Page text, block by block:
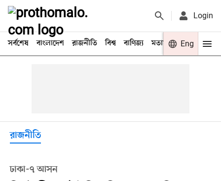
Login
সর্বশেষ বাংলাদেশ রাজনীতি বিশ্ব বাণিজ্য মতামত খেলা
Eng
রাজনীতি
ঢাকা-৭ আসন